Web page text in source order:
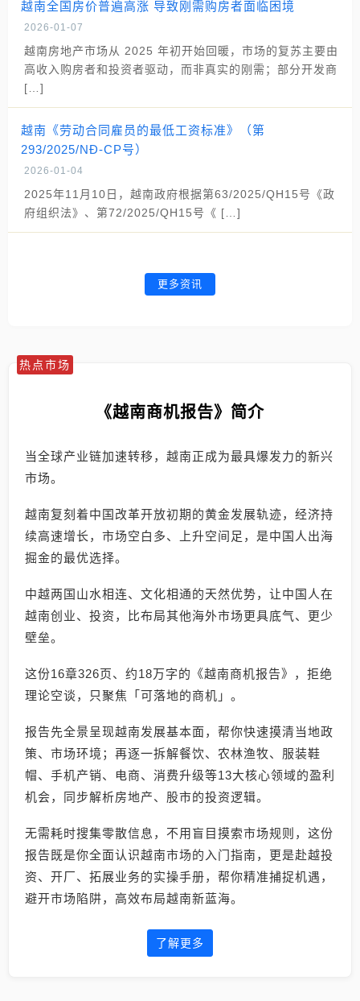
越南全国房价普遍高涨 导致刚需购房者面临困境
2026-01-07
越南房地产市场从 2025 年初开始回暖，市场的复苏主要由
高收入购房者和投资者驱动，而非真实的刚需；部分开发商
[…]
越南《劳动合同雇员的最低工资标准》（第
293/2025/NĐ-CP号）
2026-01-04
2025年11月10日，越南政府根据第63/2025/QH15号《政
府组织法》、第72/2025/QH15号《 […]
更多资讯
热点市场
《越南商机报告》简介
当全球产业链加速转移，越南正成为最具爆发力的新兴
市场。
越南复刻着中国改革开放初期的黄金发展轨迹，经济持
续高速增长，市场空白多、上升空间足，是中国人出海
掘金的最优选择。
中越两国山水相连、文化相通的天然优势，让中国人在
越南创业、投资，比布局其他海外市场更具底气、更少
壁垒。
这份16章326页、约18万字的《越南商机报告》，拒绝
理论空谈，只聚焦「可落地的商机」。
报告先全景呈现越南发展基本面，帮你快速摸清当地政
策、市场环境；再逐一拆解餐饮、农林渔牧、服装鞋
帽、手机产销、电商、消费升级等13大核心领域的盈利
机会，同步解析房地产、股市的投资逻辑。
无需耗时搜集零散信息，不用盲目摸索市场规则，这份
报告既是你全面认识越南市场的入门指南，更是赴越投
资、开厂、拓展业务的实操手册，帮你精准捕捉机遇，
避开市场陷阱，高效布局越南新蓝海。
了解更多